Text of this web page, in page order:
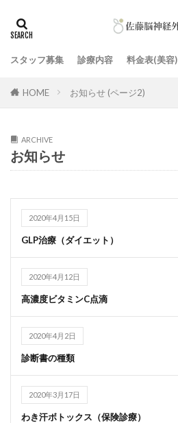
スタッフ募集 診療内容 料金表(美容)
HOME お知らせ (ページ2)
ARCHIVE
お知らせ
2020年4月15日
GLP治療（ダイエット）
2020年4月12日
高濃度ビタミンC点滴
2020年4月2日
診断書の種類
2020年3月17日
わき汗ボトックス（保険診療）